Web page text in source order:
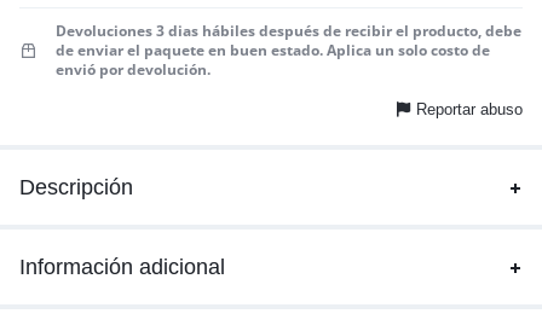
Devoluciones 3 dias hábiles después de recibir el producto, debe
de enviar el paquete en buen estado. Aplica un solo costo de
envió por devolución.
Reportar abuso
Descripción
Información adicional